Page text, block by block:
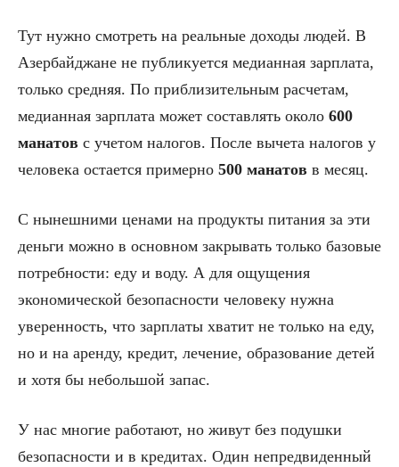
Тут нужно смотреть на реальные доходы людей. В
Азербайджане не публикуется медианная зарплата,
только средняя. По приблизительным расчетам,
медианная зарплата может составлять около 600
манатов с учетом налогов. После вычета налогов у
человека остается примерно 500 манатов в месяц.
С нынешними ценами на продукты питания за эти
деньги можно в основном закрывать только базовые
потребности: еду и воду. А для ощущения
экономической безопасности человеку нужна
уверенность, что зарплаты хватит не только на еду,
но и на аренду, кредит, лечение, образование детей
и хотя бы небольшой запас.
У нас многие работают, но живут без подушки
безопасности и в кредитах. Один непредвиденный